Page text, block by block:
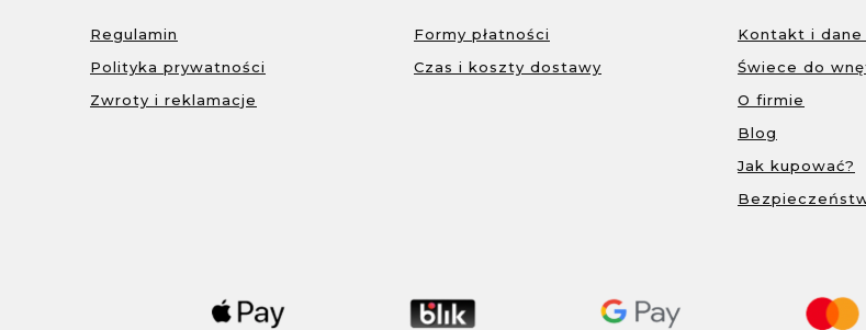
Regulamin
Polityka prywatności
Zwroty i reklamacje
Formy płatności
Czas i koszty dostawy
Kontakt i dane
Świece do
O firmie
Blog
Jak kupować?